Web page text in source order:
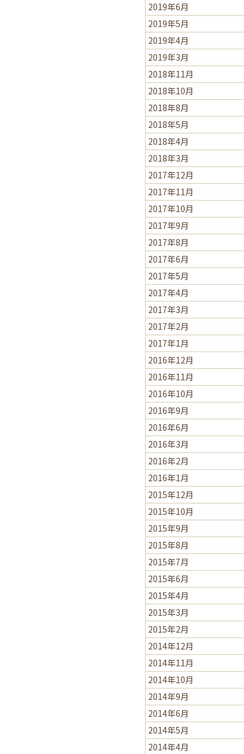
2019年6月
2019年5月
2019年4月
2019年3月
2018年11月
2018年10月
2018年8月
2018年5月
2018年4月
2018年3月
2017年12月
2017年11月
2017年10月
2017年9月
2017年8月
2017年6月
2017年5月
2017年4月
2017年3月
2017年2月
2017年1月
2016年12月
2016年11月
2016年10月
2016年9月
2016年6月
2016年3月
2016年2月
2016年1月
2015年12月
2015年10月
2015年9月
2015年8月
2015年7月
2015年6月
2015年4月
2015年3月
2015年2月
2014年12月
2014年11月
2014年10月
2014年9月
2014年6月
2014年5月
2014年4月